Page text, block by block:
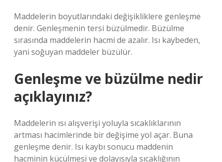
Maddelerin boyutlarındaki değişikliklere genleşme
denir. Genleşmenin tersi büzülmedir. Büzülme
sırasında maddelerin hacmi de azalır. Isı kaybeden,
yani soğuyan maddeler büzülür.
Genleşme ve büzülme nedir
açıklayınız?
Maddelerin ısı alışverişi yoluyla sıcaklıklarının
artması hacimlerinde bir değişime yol açar. Buna
genleşme denir. Isı kaybı sonucu maddenin
hacminin küçülmesi ve dolayısıyla sıcaklığının